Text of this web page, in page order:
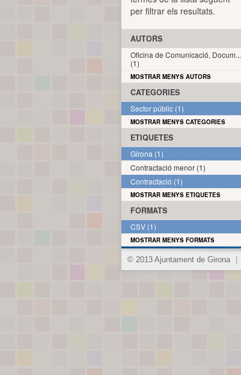
per filtrar els resultats.
AUTORS
Oficina de Comunicació, Docum...
(1)
MOSTRAR MENYS AUTORS
CATEGORIES
Sector públic (1)
MOSTRAR MENYS CATEGORIES
ETIQUETES
Girona (1)
Contractació menor (1)
Contractació (1)
MOSTRAR MENYS ETIQUETES
FORMATS
CSV (1)
MOSTRAR MENYS FORMATS
© 2013 Ajuntament de Girona